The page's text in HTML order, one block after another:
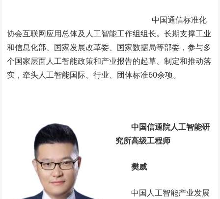
中国通信标准化
协会互联网应用总体及人工智能工作组组长。长期支撑工业
和信息化部、国家发展改革委、国家数据局等部委，参与多
个国家层面人工智能政策和产业报告的起草、制定和推动落
实，牵头人工智能国际、行业、团体标准60余项。
中国信通院人工智能研
究所高级工程师
樊威
中国人工智能产业发展